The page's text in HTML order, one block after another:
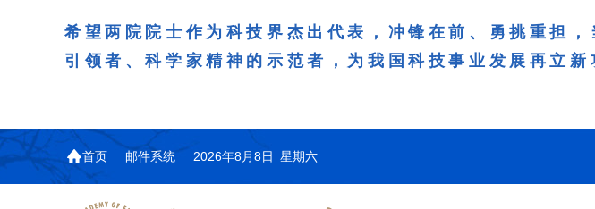
希望两院院士作为科技界杰出代表，冲锋在前、勇挑重担
引领者、科学家精神的示范者，为我国科技事业发展再立新
首页 邮件系统 2026年8月8日 星期六